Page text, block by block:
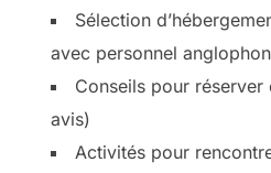
Sélection
avec personnel
Conseils pour
avis)
Activités pour